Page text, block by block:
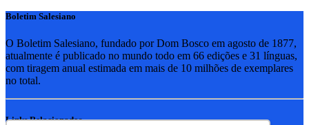
Boletim Salesiano
O Boletim Salesiano, fundado por Dom Bosco em agosto de 1877,
atualmente é publicado no mundo todo em 66 edições e 31 línguas,
com tiragem anual estimada em mais de 10 milhões de exemplares
no total.
Links Relacionados